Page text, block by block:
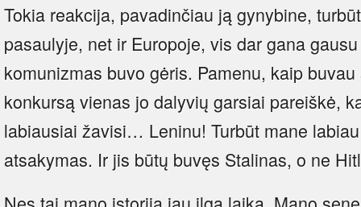
Tokia reakcija, pavadinčiau ją gynybine,
pasaulyje, net ir Europoje, vis dar gana
komunizmas buvo gėris. Pamenu, kaip
konkursą vienas jo dalyvių garsiai pareiškė,
labiausiai žavisi… Leninu! Turbūt mane
atsakymas. Ir jis būtų buvęs Stalinas, o ne